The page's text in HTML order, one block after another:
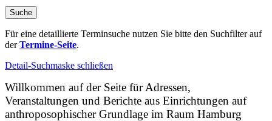
Für eine detaillierte Terminsuche nutzen Sie bitte den Suchfilter auf
derTermine-Seite.
Detail-Suchmaske schließen
Willkommen auf der Seite für Adressen,
Veranstaltungen und Berichte aus Einrichtungen auf
anthroposophischer Grundlage im Raum Hamburg